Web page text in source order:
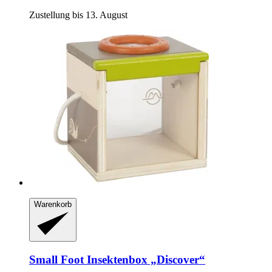
Zustellung bis 13. August
Warenkorb
Small Foot Insektenbox „Discover“